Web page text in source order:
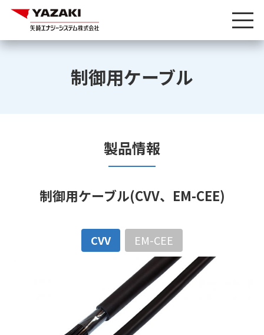
制御用ケーブル
製品情報
制御用ケーブル(CVV、EM-CEE)
CVV EM-CEE